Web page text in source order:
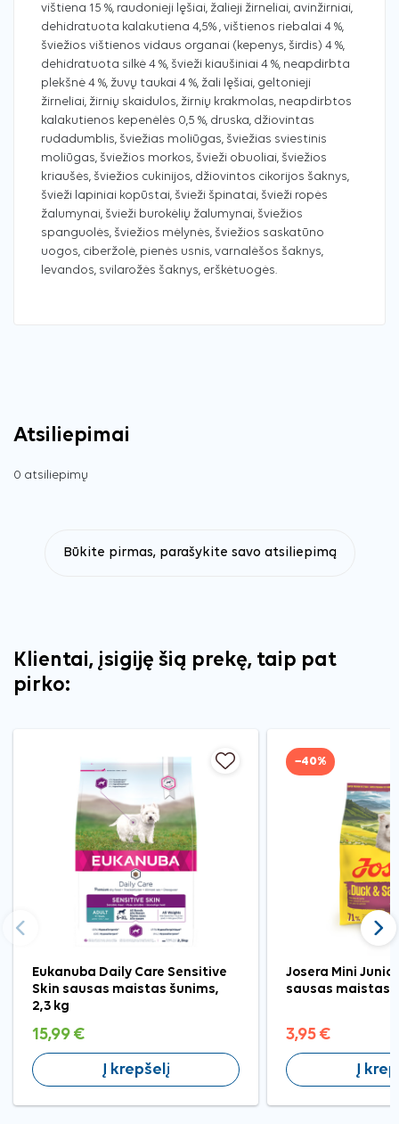
vištiena 15 %, raudonieji lęšiai, žalieji žirneliai, avinžirniai,
dehidratuota kalakutiena 4,5% , vištienos riebalai 4 %,
šviežios vištienos vidaus organai (kepenys, širdis) 4 %,
dehidratuota silkė 4 %, švieži kiaušiniai 4 %, neapdirbta
plekšnė 4 %, žuvų taukai 4 %, žali lęšiai, geltonieji
žirneliai, žirnių skaidulos, žirnių krakmolas, neapdirbtos
kalakutienos kepenėlės 0,5 %, druska, džiovintas
rudadumblis, šviežias moliūgas, šviežias sviestinis
moliūgas, šviežios morkos, švieži obuoliai, šviežios
kriaušės, šviežios cukinijos, džiovintos cikorijos šaknys,
švieži lapiniai kopūstai, švieži špinatai, švieži ropės
žalumynai, švieži burokėlių žalumynai, šviežios
spanguolės, šviežios mėlynės, šviežios saskatūno
uogos, ciberžolė, pienės usnis, varnalėšos šaknys,
levandos, svilarožės šaknys, erškėtuogės.
Atsiliepimai
0 atsiliepimų
Būkite pirmas, parašykite savo atsiliepimą
Klientai, įsigiję šią prekę, taip pat
pirko:
Eukanuba Daily Care Sensitive
Skin sausas maistas šunims,
2,3 kg
15,99 €
Į krepšelį
−40%
Josera Mini
sausas maistas
3,95 €
Į
Ankstesnis